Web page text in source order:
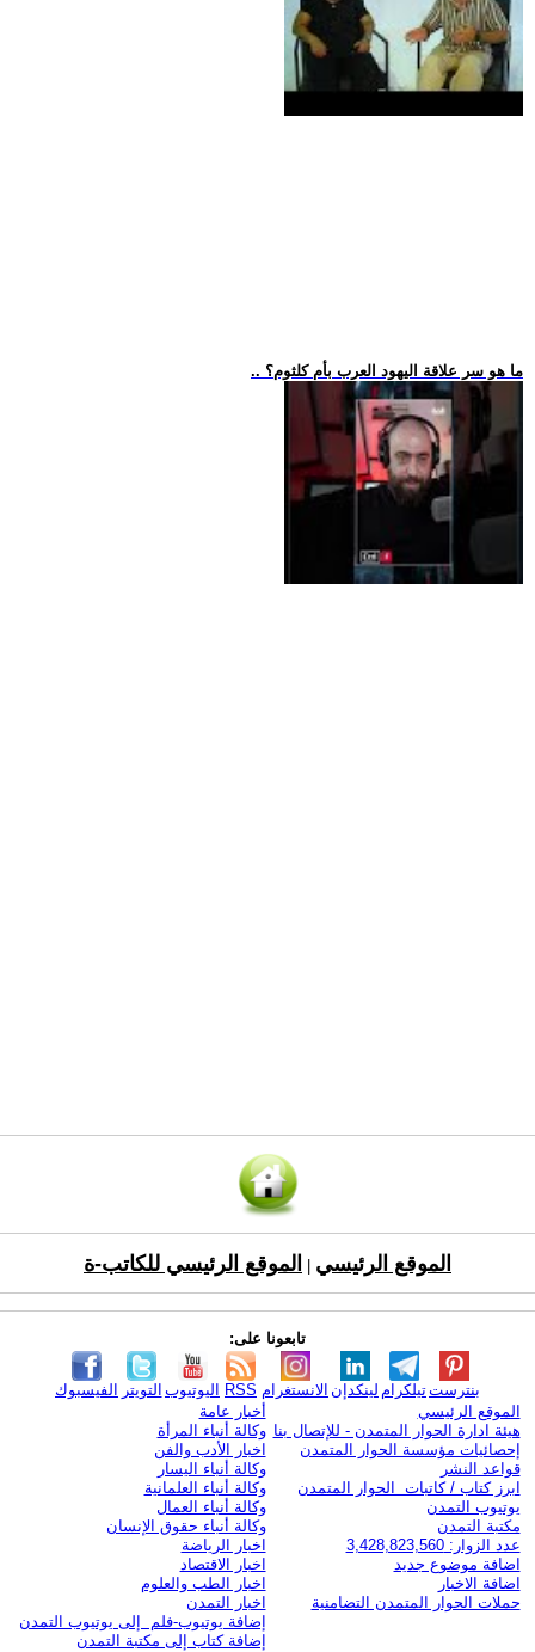
.. ما هو سر علاقة اليهود العرب بأم كلثوم؟
الموقع الرئيسي الموقع الرئيسي للكاتب-ة
تابعونا على:
الفيسبوك التويتر اليوتيوب RSS الانستغرام لينكدإن تيلكرامبنترست
الموقع الرئيسي
هيئة ادارة الحوار المتمدن - للإتصال بنا
إحصائيات مؤسسة الحوار المتمدن
قواعد النشر
ابرز كتاب / كاتبات الحوار المتمدن
يوتيوب التمدن
مكتبة التمدن
عدد الزوار: 3,428,823,560
اضافة موضوع جديد
اضافة الاخبار
حملات الحوار المتمدن التضامنية
أخبار عامة
وكالة أنباء المرأة
اخبار الأدب والفن
وكالة أنباء اليسار
وكالة أنباء العلمانية
وكالة أنباء العمال
وكالة أنباء حقوق الإنسان
اخبار الرياضة
اخبار الاقتصاد
اخبار الطب والعلوم
اخبار التمدن
إضافة يوتيوب-فلم إلى يوتيوب التمدن
إضافة كتاب إلى مكتبة التمدن